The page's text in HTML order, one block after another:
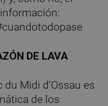
DE LAVA
du Midi d'Ossau es
de los